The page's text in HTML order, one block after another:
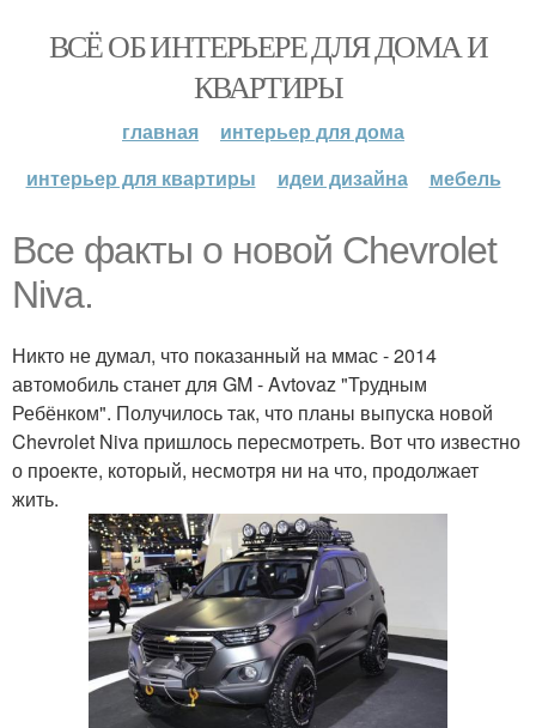
ВСЁ ОБ ИНТЕРЬЕРЕ ДЛЯ ДОМА И
КВАРТИРЫ
главная
интерьер для дома
интерьер для квартиры
идеи дизайна мебель
Все факты о новой Chevrolet
Niva.
Никто не думал, что показанный на ммас - 2014
автомобиль станет для GM - Avtovaz "Трудным
Ребёнком". Получилось так, что планы выпуска новой
Chevrolet Niva пришлось пересмотреть. Вот что известно
о проекте, который, несмотря ни на что, продолжает
жить.